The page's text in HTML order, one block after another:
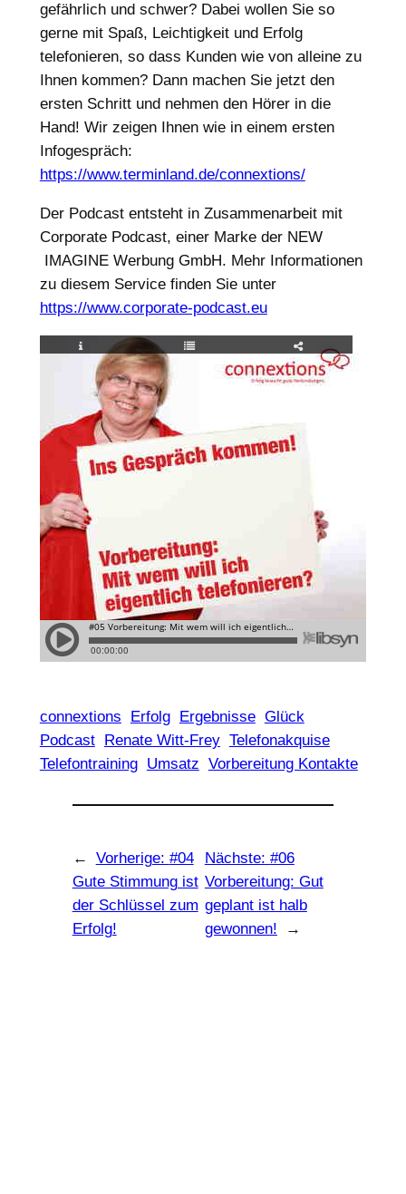
gefährlich und schwer? Dabei wollen Sie so
gerne mit Spaß, Leichtigkeit und Erfolg
telefonieren, so dass Kunden wie von alleine zu
Ihnen kommen? Dann machen Sie jetzt den
ersten Schritt und nehmen den Hörer in die
Hand! Wir zeigen Ihnen wie in einem ersten
Infogespräch:
https://www.terminland.de/connextions/
Der Podcast entsteht in Zusammenarbeit mit
Corporate Podcast, einer Marke der NEW
IMAGINE Werbung GmbH. Mehr Informationen
zu diesem Service finden Sie unter
https://www.corporate-podcast.eu
connextions Erfolg Ergebnisse Glück
Podcast
Renate Witt-Frey Telefonakquise
Telefontraining Umsatz Vorbereitung Kontakte
← Vorherige: #04
Gute Stimmung ist
der Schlüssel zum
Erfolg!
Nächste: #06
Vorbereitung: Gut
geplant ist halb
gewonnen!
→